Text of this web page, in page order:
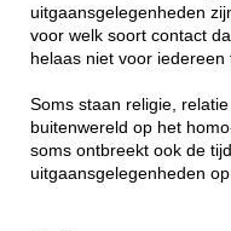
uitgaansgelegenheden
voor welk soort contact
helaas niet voor iedereen
Soms staan religie,
buitenwereld op het
soms ontbreekt ook de
uitgaansgelegenheden op